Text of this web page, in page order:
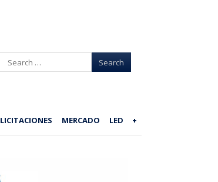
Search
LICITACIONES MERCADO LED +